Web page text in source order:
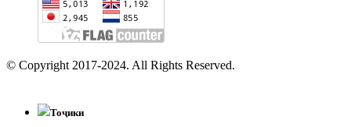
© Copyright 2017-2024. All Rights Reserved.
Тоҷики